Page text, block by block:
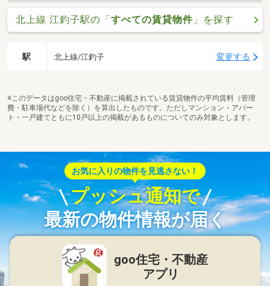
北上線 江釣子駅の「すべての賃貸物件 」を探す
駅 北上線/江釣子 変更する
※このデータはgoo住宅・不動産に掲載されている賃貸物件の平均賃料（管理
費・駐車場代などを除く）を算出したものです。ただしマンション・アパー
ト・一戸建てともに10戸以上の掲載があるものについてのみ対象とします。
お気に入りの物件を見逃さない！
プッシュ通知で
最新の物件情報が届く
goo住宅・不動産
アプリ